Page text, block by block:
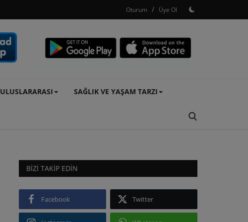
Oturum / Üye Ol
ULUSLARARASI SAĞLIK VE YAŞAM TARZI
BIZI TAKIP EDIN
Facebook Twitter